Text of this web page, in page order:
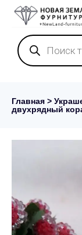
Поиск
товаров
Главная >
двухрядный